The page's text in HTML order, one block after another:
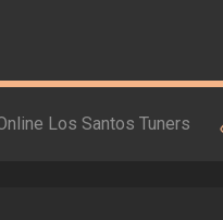
Los Santos Tuners